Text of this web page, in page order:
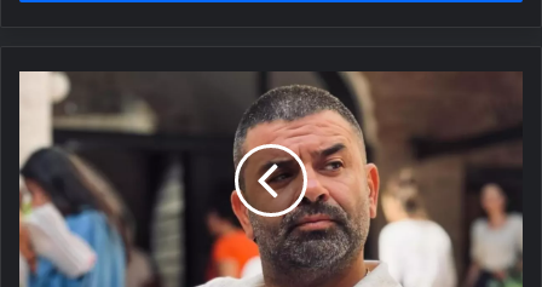
Bülent
Şakrak'ın
kaybı:
Erken
oldu
kardeşim